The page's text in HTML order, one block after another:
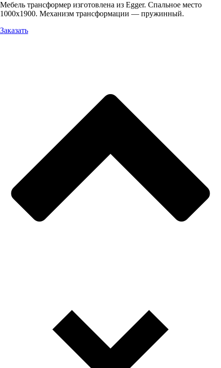
Мебель трансформер изготовлена из Egger. Спальное место
1000х1900. Механизм трансформации — пружинный.
Заказать